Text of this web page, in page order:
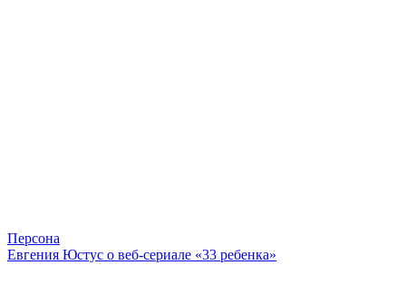
Персона
Евгения Юстус о веб-сериале «33 ребенка»